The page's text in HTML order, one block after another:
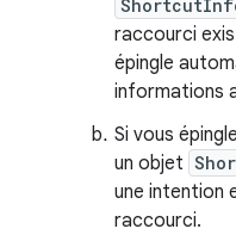
raccourci
épingle
informations
Si vous
un objet
une intention
raccourci.